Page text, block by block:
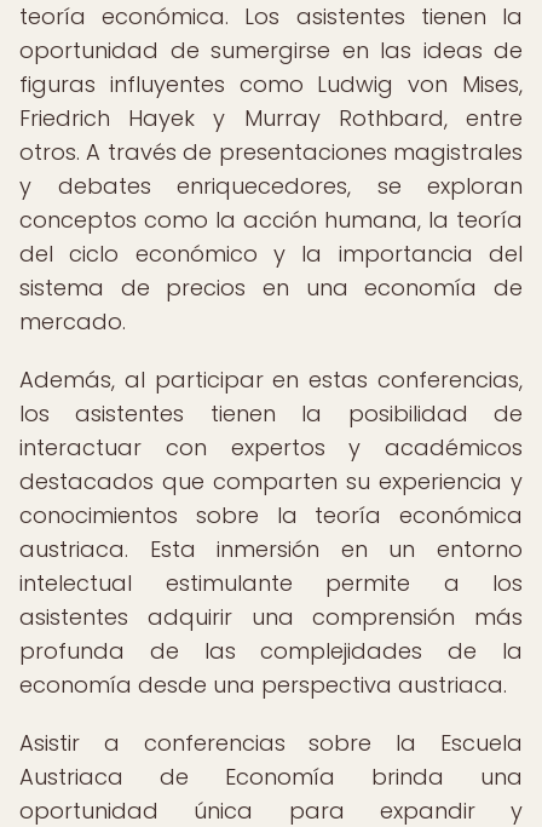
teoría económica. Los asistentes tienen la
oportunidad de sumergirse en las ideas de
figuras influyentes como Ludwig von Mises,
Friedrich Hayek y Murray Rothbard, entre
otros. A través de presentaciones magistrales
y debates enriquecedores, se exploran
conceptos como la acción humana, la teoría
del ciclo económico y la importancia del
sistema de precios en una economía de
mercado.
Además, al participar en estas conferencias,
los asistentes tienen la posibilidad de
interactuar con expertos y académicos
destacados que comparten su experiencia y
conocimientos sobre la teoría económica
austriaca. Esta inmersión en un entorno
intelectual estimulante permite a los
asistentes adquirir una comprensión más
profunda de las complejidades de la
economía desde una perspectiva austriaca.
Asistir a conferencias sobre la Escuela
Austriaca de Economía brinda una
oportunidad única para expandir y